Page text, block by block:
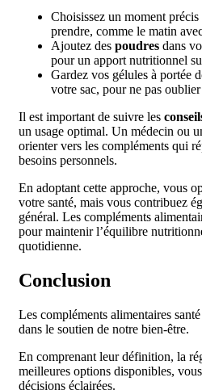
Choisissez un moment
prendre, comme le matin
Ajoutez des poudres dans
pour un apport nutritionnel
Gardez vos gélules à portée
votre sac, pour ne pas
Il est important de suivre les
un usage optimal. Un médecin ou
orienter vers les compléments qui
besoins personnels.
En adoptant cette approche, vous
votre santé, mais vous contribuez
général. Les compléments
pour maintenir l’équilibre
quotidienne.
Conclusion
Les compléments alimentaires
dans le soutien de notre bien-être.
En comprenant leur définition, la
meilleures options disponibles,
décisions éclairées.